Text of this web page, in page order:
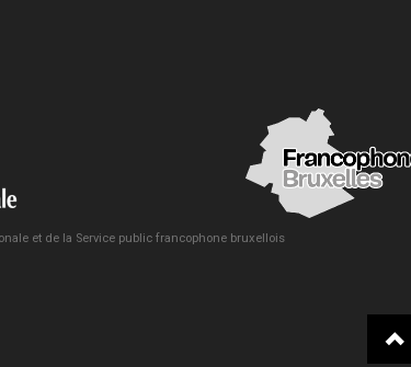
et de la Service public francophone bruxellois